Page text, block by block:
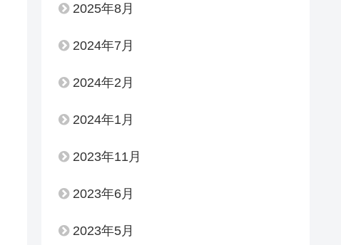
2025年8月
2024年7月
2024年2月
2024年1月
2023年11月
2023年6月
2023年5月